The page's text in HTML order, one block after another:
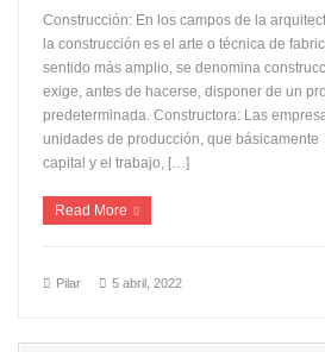
Construcción: En los campos de la
la construcción es el arte o técnica de
sentido más amplio, se denomina
exige, antes de hacerse, disponer de un
predeterminada. Constructora: Las
unidades de producción, que básicamente
capital y el trabajo, […]
Read More
Pilar 5 abril, 2022